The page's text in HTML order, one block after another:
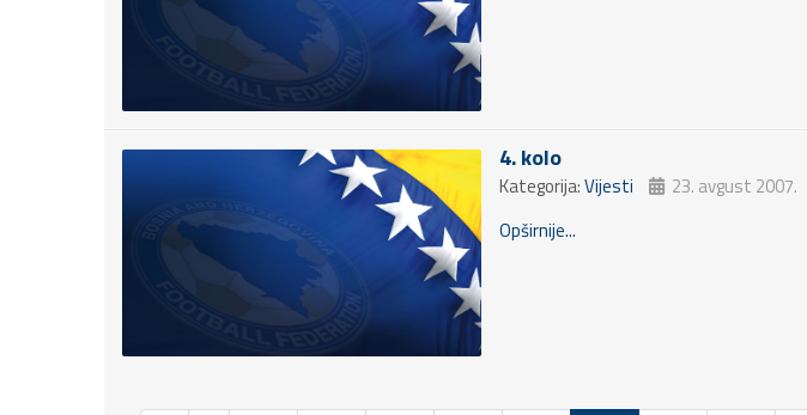
4. kolo
Kategorija:Vijesti
23. avgust 2007.
Opširnije...